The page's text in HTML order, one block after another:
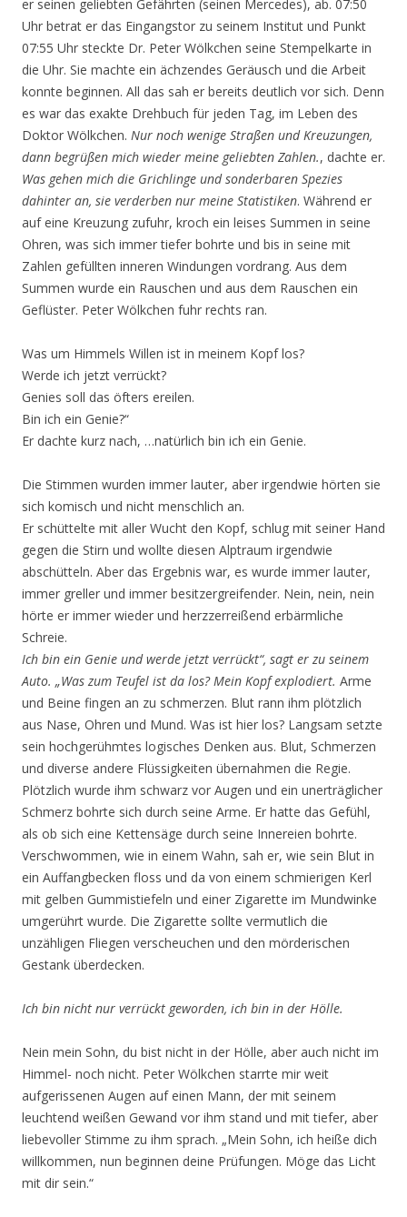
er seinen geliebten Gefährten (seinen Mercedes), ab. 07:50
Uhr betrat er das Eingangstor zu seinem Institut und Punkt
07:55 Uhr steckte Dr. Peter Wölkchen seine Stempelkarte in
die Uhr. Sie machte ein ächzendes Geräusch und die Arbeit
konnte beginnen. All das sah er bereits deutlich vor sich. Denn
es war das exakte Drehbuch für jeden Tag, im Leben des
Doktor Wölkchen. Nur noch wenige Straßen und Kreuzungen,
dann begrüßen mich wieder meine geliebten Zahlen., dachte er.
Was gehen mich die Grichlinge und sonderbaren Spezies
dahinter an, sie verderben nur meine Statistiken. Während er
auf eine Kreuzung zufuhr, kroch ein leises Summen in seine
Ohren, was sich immer tiefer bohrte und bis in seine mit
Zahlen gefüllten inneren Windungen vordrang. Aus dem
Summen wurde ein Rauschen und aus dem Rauschen ein
Geflüster. Peter Wölkchen fuhr rechts ran.
Was um Himmels Willen ist in meinem Kopf los?
Werde ich jetzt verrückt?
Genies soll das öfters ereilen.
Bin ich ein Genie?“
Er dachte kurz nach, …natürlich bin ich ein Genie.
Die Stimmen wurden immer lauter, aber irgendwie hörten sie
sich komisch und nicht menschlich an.
Er schüttelte mit aller Wucht den Kopf, schlug mit seiner Hand
gegen die Stirn und wollte diesen Alptraum irgendwie
abschütteln. Aber das Ergebnis war, es wurde immer lauter,
immer greller und immer besitzergreifender. Nein, nein, nein
hörte er immer wieder und herzzerreißend erbärmliche
Schreie.
Ich bin ein Genie und werde jetzt verrückt“, sagt er zu seinem
Auto. „Was zum Teufel ist da los? Mein Kopf explodiert. Arme
und Beine fingen an zu schmerzen. Blut rann ihm plötzlich
aus Nase, Ohren und Mund. Was ist hier los? Langsam setzte
sein hochgerühmtes logisches Denken aus. Blut, Schmerzen
und diverse andere Flüssigkeiten übernahmen die Regie.
Plötzlich wurde ihm schwarz vor Augen und ein unerträglicher
Schmerz bohrte sich durch seine Arme. Er hatte das Gefühl,
als ob sich eine Kettensäge durch seine Innereien bohrte.
Verschwommen, wie in einem Wahn, sah er, wie sein Blut in
ein Auffangbecken floss und da von einem schmierigen Kerl
mit gelben Gummistiefeln und einer Zigarette im Mundwinke
umgerührt wurde. Die Zigarette sollte vermutlich die
unzähligen Fliegen verscheuchen und den mörderischen
Gestank überdecken.
Ich bin nicht nur verrückt geworden, ich bin in der Hölle.
Nein mein Sohn, du bist nicht in der Hölle, aber auch nicht im
Himmel- noch nicht. Peter Wölkchen starrte mir weit
aufgerissenen Augen auf einen Mann, der mit seinem
leuchtend weißen Gewand vor ihm stand und mit tiefer, aber
liebevoller Stimme zu ihm sprach. „Mein Sohn, ich heiße dich
willkommen, nun beginnen deine Prüfungen. Möge das Licht
mit dir sein.“